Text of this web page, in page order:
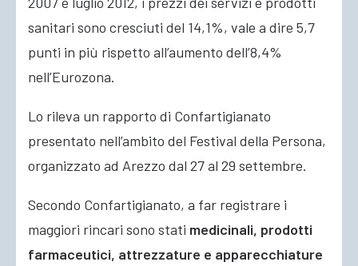
sanitari sono cresciuti del 14,1%, vale a dire 5,7
punti in più rispetto all’aumento dell’8,4%
nell’Eurozona.
Lo rileva un rapporto di Confartigianato
presentato nell’ambito del Festival della Persona,
organizzato ad Arezzo dal 27 al 29 settembre.
Secondo Confartigianato, a far registrare i
maggiori rincari sono stati medicinali, prodotti
farmaceutici, attrezzature e apparecchiature